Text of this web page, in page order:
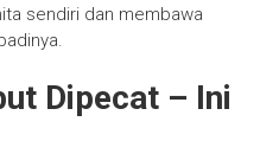
sendiri dan membawa
Dipecat – Ini